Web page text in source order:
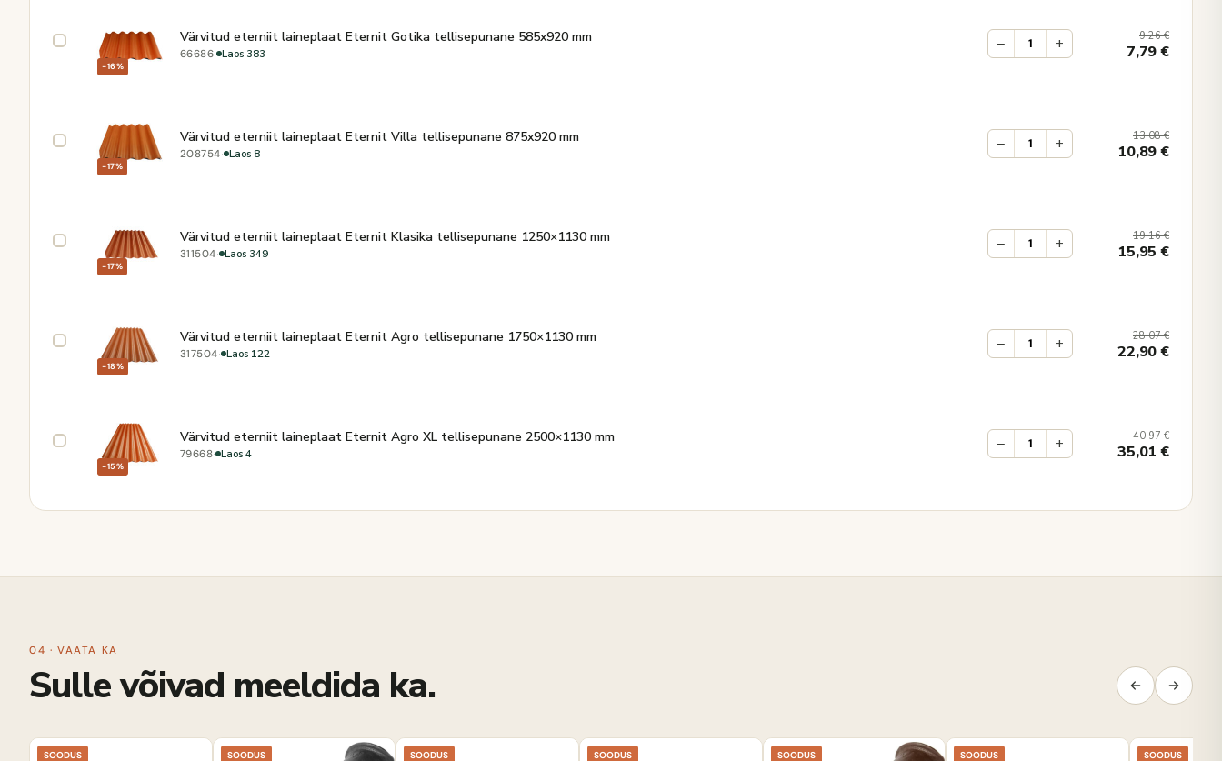
−16%
Värvitud eterniit laineplaat Eternit Gotika tellisepunane 585x920 mm
66686· Laos 383 − + 9,26€
7,79€
−17%
Värvitud eterniit laineplaat Eternit Villa tellisepunane 875x920 mm
208754· Laos 8 − + 13,08€
10,89€
−17%
Värvitud eterniit laineplaat Eternit Klasika tellisepunane 1250×1130 mm
311504· Laos 349 − + 19,16€
15,95€
−18%
Värvitud eterniit laineplaat Eternit Agro tellisepunane 1750×1130 mm
317504· Laos 122 − + 28,07€
22,90€
−15%
Värvitud eterniit laineplaat Eternit Agro XL tellisepunane 2500×1130 mm
79668· Laos 4 − + 40,97€
35,01€
04 · VAATA KA
Sulle võivad meeldida ka.
SOODUS SOODUS SOODUS SOODUS SOODUS SOODUS SOODUS